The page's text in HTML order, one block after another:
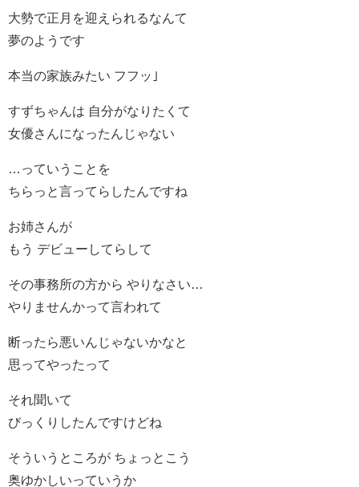
大勢で正月を迎えられるなんて
夢のようです
本当の家族みたい フフッ｣
すずちゃんは 自分がなりたくて
女優さんになったんじゃない
…っていうことを
ちらっと言ってらしたんですね
お姉さんが
もう デビューしてらして
その事務所の方から やりなさい…
やりませんかって言われて
断ったら悪いんじゃないかなと
思ってやったって
それ聞いて
びっくりしたんですけどね
そういうところが ちょっとこう
奥ゆかしいっていうか